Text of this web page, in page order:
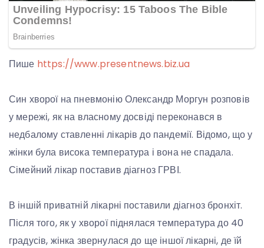
Пише https://www.presentnews.biz.ua
Син хворої на пневмонію Олександр Моргун розповів
у мережі, як на власному досвіді переконався в
недбалому ставленні лікарів до пандемії. Відомо, що у
жінки була висока температура і вона не спадала.
Сімейний лікар поставив діагноз ГРВІ.
В іншій приватній лікарні поставили діагноз бронхіт.
Після того, як у хворої піднялася температура до 40
градусів, жінка звернулася до ще іншої лікарні, де їй